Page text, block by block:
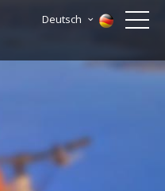
Deutsch